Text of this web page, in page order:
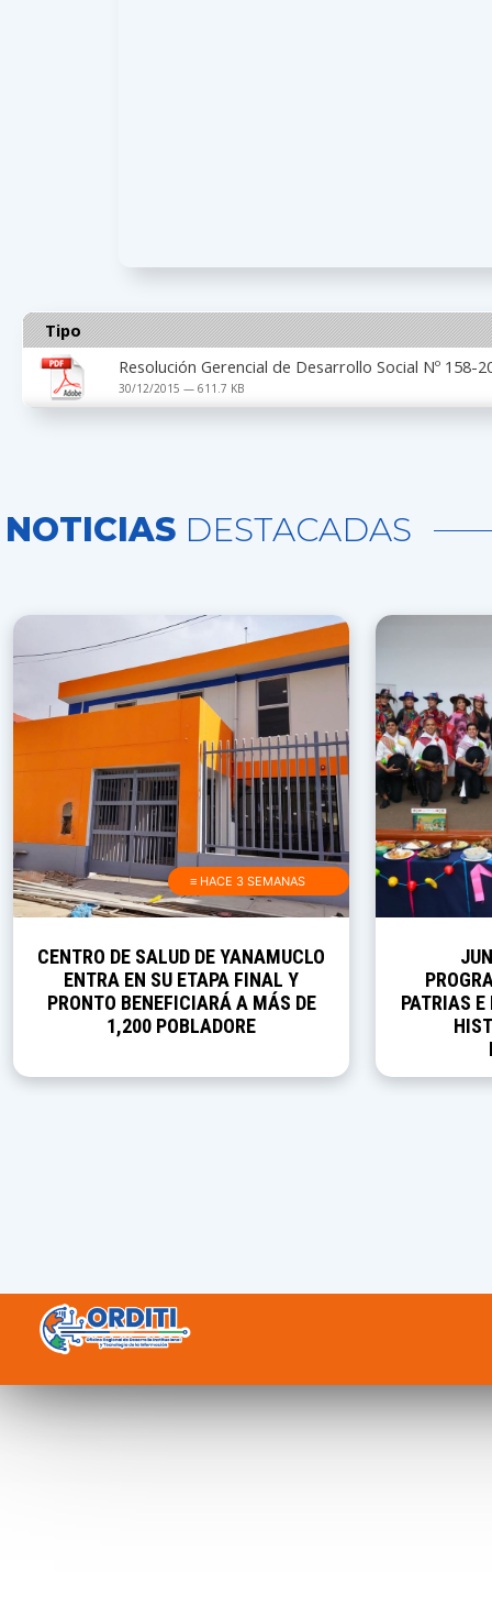
Tipo
Resolución Gerencial de Desarrollo Social Nº 158-
30/12/2015 — 611.7 KB
NOTICIAS DESTACADAS
≡ HACE 3 SEMANAS
CENTRO DE SALUD DE YANAMUCLO
ENTRA EN SU ETAPA FINAL Y
PRONTO BENEFICIARÁ A MÁS DE
1,200 POBLADORE
PATRIAS